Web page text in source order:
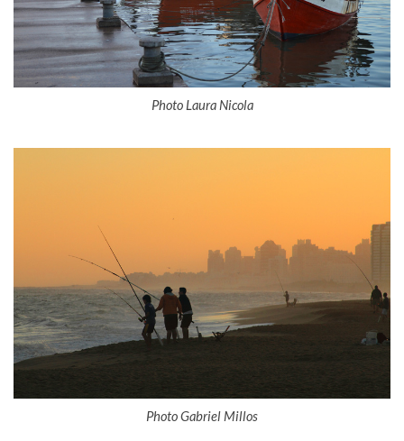
Photo Laura Nicola
Photo Gabriel Millos